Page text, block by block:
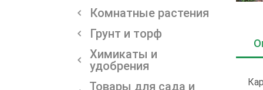
Комнатные растения
Грунт и торф
Химикаты и
удобрения
Товары для сада и